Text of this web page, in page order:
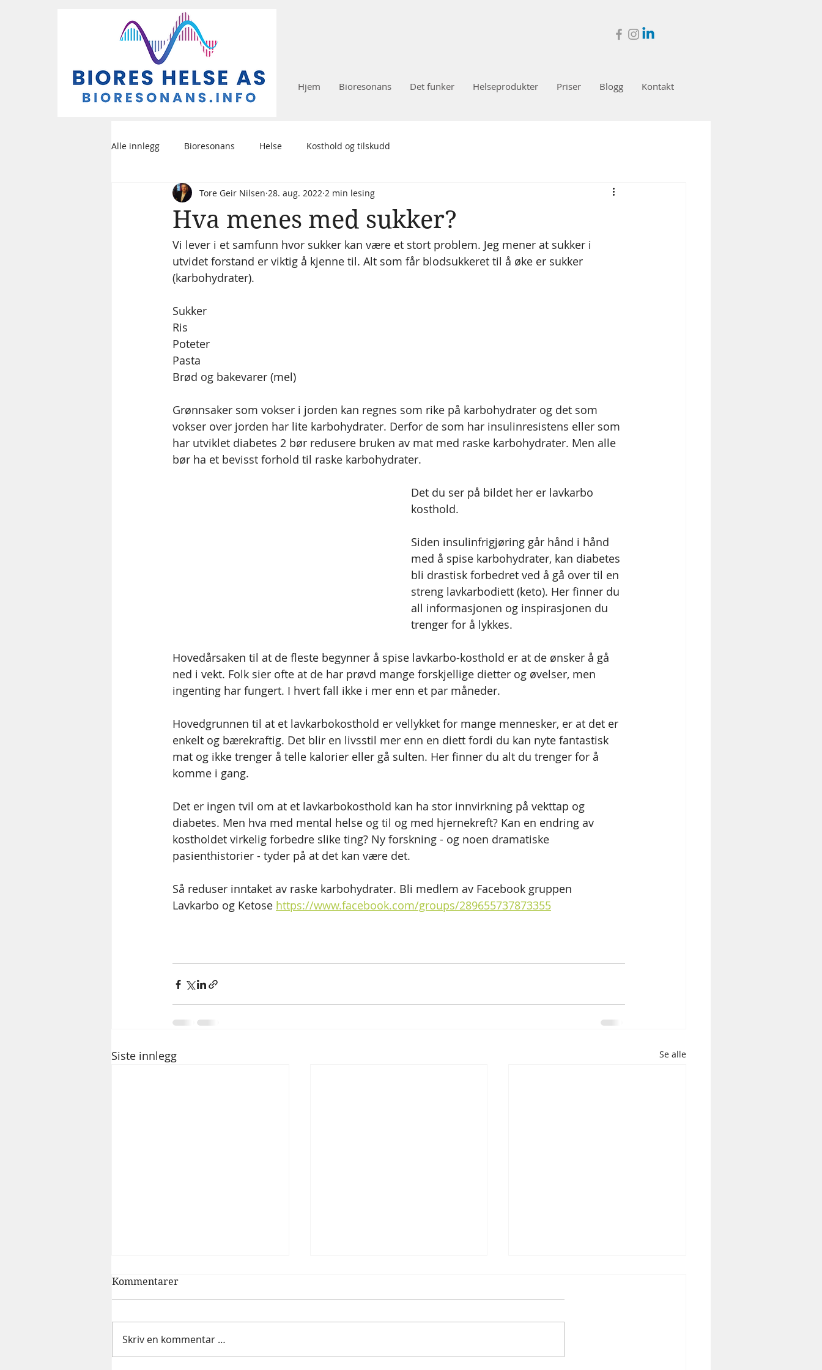
Hjem Bioresonans Det funker Helseprodukter Priser Blogg Kontakt
Alle innlegg Bioresonans Helse Kosthold og tilskudd
Hva menes med sukker?
Tore Geir Nilsen 28. aug. 2022 2 min lesing
Vi lever i et samfunn hvor sukker kan være et stort problem. Jeg mener at sukker i
utvidet forstand er viktig å kjenne til. Alt som får blodsukkeret til å øke er sukker
(karbohydrater).
Sukker
Ris
Poteter
Pasta
Brød og bakevarer (mel)
Grønnsaker som vokser i jorden kan regnes som rike på karbohydrater og det som
vokser over jorden har lite karbohydrater. Derfor de som har insulinresistens eller som
har utviklet diabetes 2 bør redusere bruken av mat med raske karbohydrater. Men alle
bør ha et bevisst forhold til raske karbohydrater.
Det du ser på bildet her er lavkarbo
kosthold.
Siden insulinfrigjøring går hånd i hånd
med å spise karbohydrater, kan diabetes
bli drastisk forbedret ved å gå over til en
streng lavkarbodiett (keto). Her finner du
all informasjonen og inspirasjonen du
trenger for å lykkes.
Hovedårsaken til at de fleste begynner å spise lavkarbo-kosthold er at de ønsker å gå
ned i vekt. Folk sier ofte at de har prøvd mange forskjellige dietter og øvelser, men
ingenting har fungert. I hvert fall ikke i mer enn et par måneder.
Hovedgrunnen til at et lavkarbokosthold er vellykket for mange mennesker, er at det er
enkelt og bærekraftig. Det blir en livsstil mer enn en diett fordi du kan nyte fantastisk
mat og ikke trenger å telle kalorier eller gå sulten. Her finner du alt du trenger for å
komme i gang.
Det er ingen tvil om at et lavkarbokosthold kan ha stor innvirkning på vekttap og
diabetes. Men hva med mental helse og til og med hjernekreft? Kan en endring av
kostholdet virkelig forbedre slike ting? Ny forskning - og noen dramatiske
pasienthistorier - tyder på at det kan være det.
Så reduser inntaket av raske karbohydrater. Bli medlem av Facebook gruppen
Lavkarbo og Ketose https://www.facebook.com/groups/289655737873355
Siste innlegg Se alle
Kommentarer
Skriv en kommentar …